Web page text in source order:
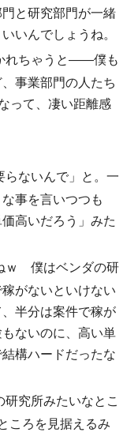
と研究部門が一緒
いんでしょうね。
れちゃうと――僕も
事業部門の人たち
って、凄い距離感
らないんで」と。一
事を言いつつも
高いだろう」みた
ｗ 僕はベンダの研
がないといけない
半分は案件で稼が
ないのに、高い単
構ハードだったな
究所みたいなとこ
ころを見据えるみ